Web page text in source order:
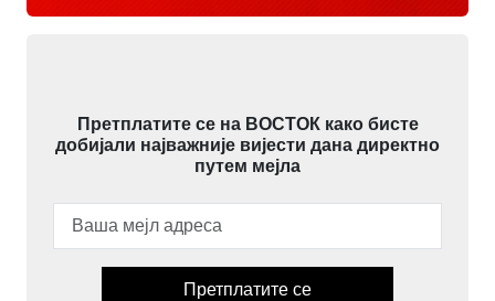
Претплатите се на ВОСТОК како бисте
добијали најважније вијести дана директно
путем мејла
Претплатите се